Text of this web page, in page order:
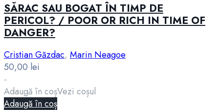
SĂRAC SAU BOGAT ÎN TIMP DE
PERICOL? / POOR OR RICH IN TIME OF
DANGER?
Cristian Găzdac, Marin Neagoe
50,00 lei
-
Adaugă în coșVezi coșul
Adaugă în coș